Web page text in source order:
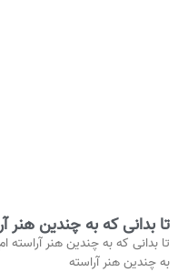
تا بدانی که به چندین هنر
تا بدانی که به چندین هنر
به چندین هنر آراسته